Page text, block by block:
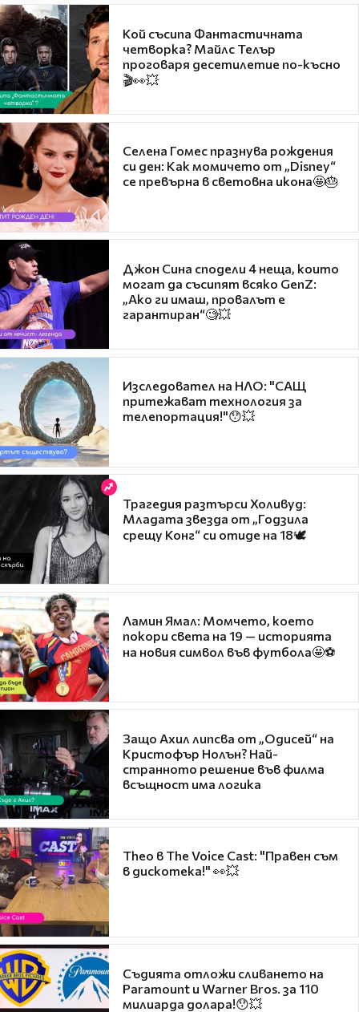
Кой съсипа Фантастичната
четворка? Майлс Телър
проговаря десетилетие по-късно
🎬👀💥
Селена Гомес празнува рождения
си ден: Как момичето от „Disney“
се превърна в световна икона🤩🎂
Джон Сина сподели 4 неща, които
могат да съсипят всяко GenZ:
„Ако ги имаш, провалът е
гарантиран“🧐💥
Изследовател на НЛО: "САЩ
притежават технология за
телепортация!"😯💥
Трагедия разтърси Холивуд:
Младата звезда от „Годзила
срещу Конг“ си отиде на 18🕊️
Ламин Ямал: Момчето, което
покори света на 19 — историята
на новия символ във футбола🤩⚽
Защо Ахил липсва от „Одисей“ на
Кристофър Нолън? Най-
странното решение във филма
всъщност има логика
Theo в The Voice Cast: "Правен съм
в дискотека!" 👀💥
Съдията отложи сливането на
Paramount и Warner Bros. за 110
милиарда долара!😯💥